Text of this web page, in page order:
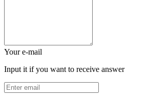
Your e-mail
Input it if you want to receive answer